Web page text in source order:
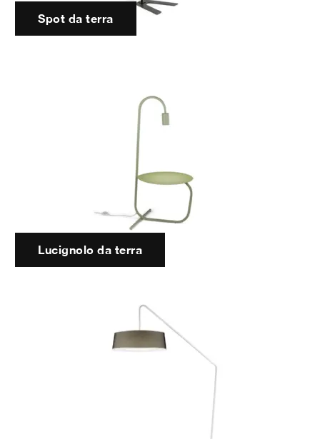
Spot da terra
Lucignolo da terra